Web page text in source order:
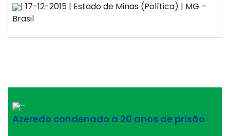
| 17-12-2015 | Estado de Minas (Política) | MG –
Brasil
–
Azeredo condenado a 20 anos de prisão